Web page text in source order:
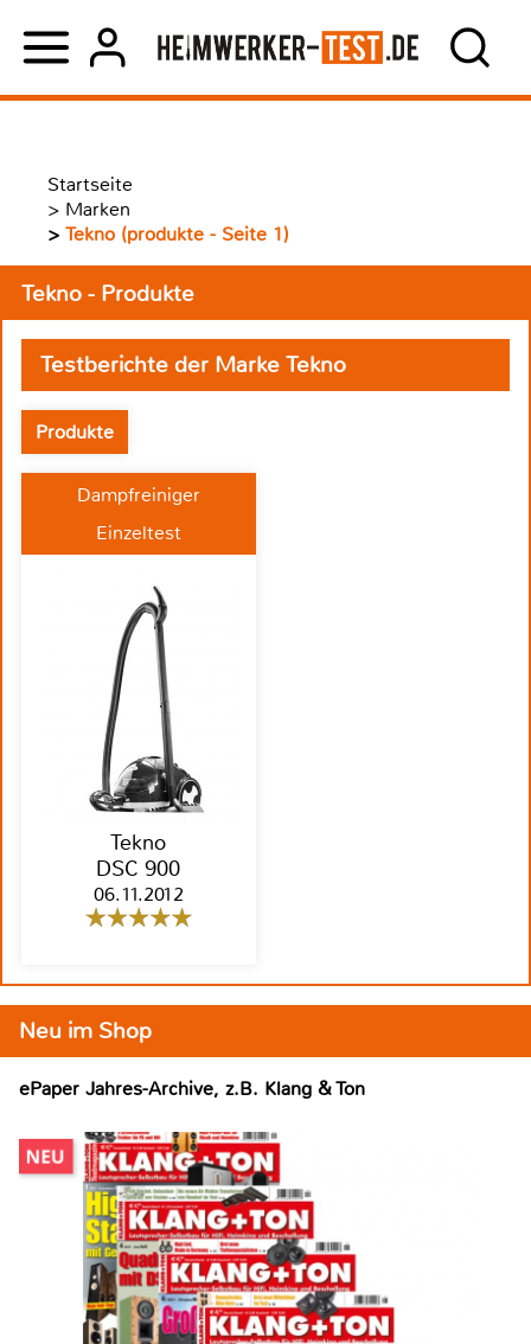
Startseite
> Marken
> Tekno (produkte - Seite 1)
Tekno - Produkte
Testberichte der Marke Tekno
Produkte
Dampfreiniger
Einzeltest
Tekno
DSC 900
06.11.2012
Neu im Shop
ePaper Jahres-Archive, z.B. Klang & Ton